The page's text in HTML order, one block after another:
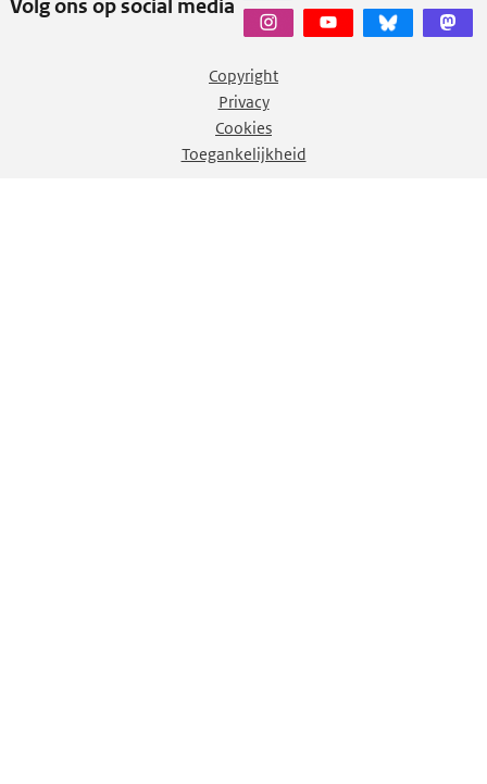
Volg ons op social media
Copyright
Privacy
Cookies
Toegankelijkheid